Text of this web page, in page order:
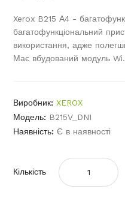
Xerox B215 А4 -
багатофункціональний
використання, адже
Має вбудований модуль
Виробник:XEROX
Модель: B215V_DNI
Наявність:Є в наявності
Кількість